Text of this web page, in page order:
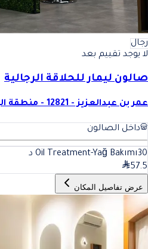
رجال
لا يوجد تقييم بعد
صالون ليمار للحلاقة الرجالية
عمر بن عبدالعزيز - 12821 - منطقة الرياض - Saudi Arabia
داخل الصالون
Oil Treatment-Yağ Bakımı30
د
57.5
عرض تفاصيل المكان